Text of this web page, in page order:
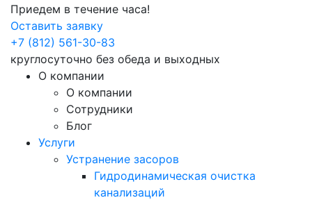
Приедем в течение часа!
Оставить заявку
+7 (812) 561-30-83
круглосуточно без обеда и выходных
О компании
О компании
Сотрудники
Блог
Услуги
Устранение засоров
Гидродинамическая очистка
канализаций